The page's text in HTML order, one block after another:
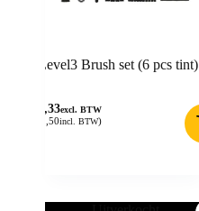
Level3 Brush set (6 pcs tint)
10,33excl. BTW
12,50incl. BTW)